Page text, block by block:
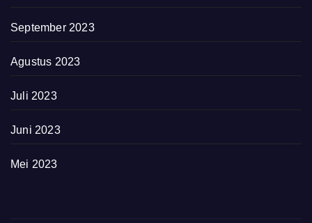
September 2023
Agustus 2023
Juli 2023
Juni 2023
Mei 2023